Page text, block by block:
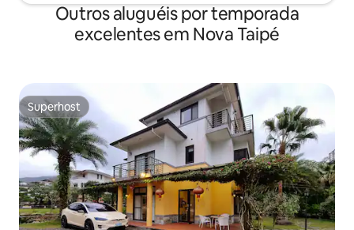
em um andar alto com vistas incríveis,
você pode apreciar a montanha, o mar e
paisagens noturnas imbatíveis enquanto
estacionamento aberto, o Kelan Land
Bridge fica bem ao lado da casa, também
há estacionamento gratuito sob a ponte
e no parque, a 1 minuto a pé do saguão.
Administração em estilo hotel, localizada
ao lado da Ponte Kailan em Toucheng,
Yilan, com o amplo Parque Esportivo de
Toucheng do outro lado da rua. Você
pode dar uma caminhada ou fazer
exercícios ao amanhecer ou ao
de solteiro (até 8
vontade para
mensagem de
aquecimento
geladeira
Micro-ondas/
(com hora marcada)
comodidades
cuide bem delas.
precisarão ser pagos Outras
Por favor,
Outros aluguéis por temporada
excelentes em Nova Taipé
Superhost
Superhost